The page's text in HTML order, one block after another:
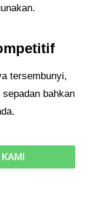
tersembunyi,
bahkan